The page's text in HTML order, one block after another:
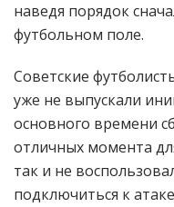
наведя порядок
футбольном поле.
Советские
уже не выпускали
основного времени
отличных момента
так и не
подключиться к